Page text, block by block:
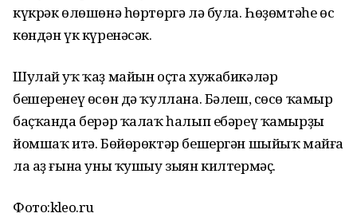
күкрәк өлөшөнә һөртөргә лә була. Һөҙөмтәһе өс
көндән үк күренәсәк.
Шулай уҡ ҡаҙ майын оҫта хужабикәләр
бешеренеү өсөн дә ҡуллана. Бәлеш, сөсө ҡамыр
баҫҡанда берәр ҡалаҡ һалып ебәреү ҡамырҙы
йомшаҡ итә. Бөйөрөктәр бешергән шыйыҡ майға
ла аҙ ғына уны ҡушыу зыян килтермәҫ.
Фото:kleo.ru